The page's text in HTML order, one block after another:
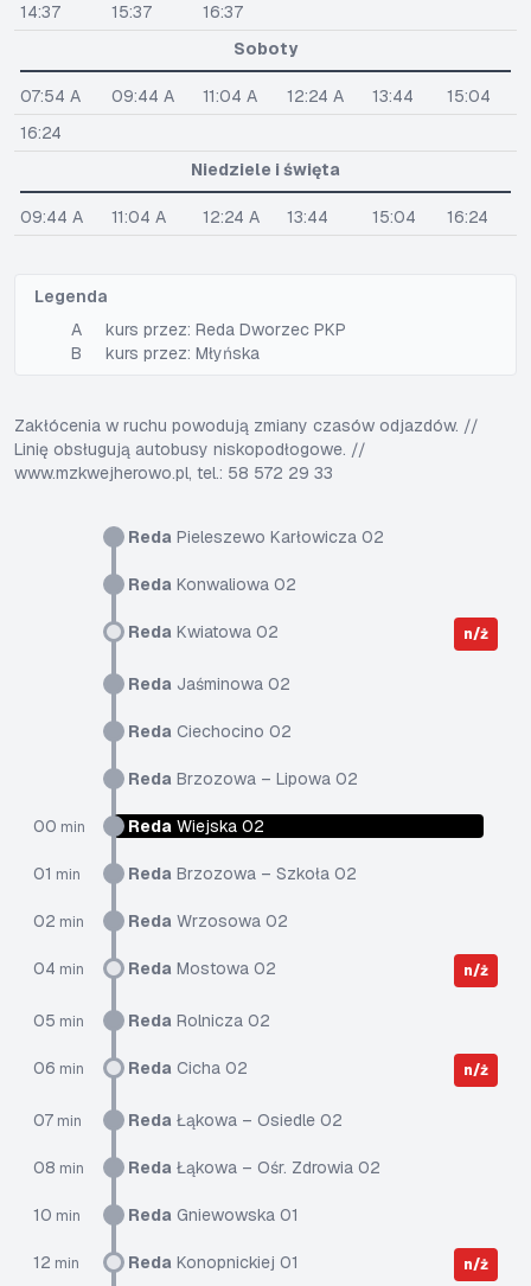
Reda Pieleszewo Karłowicza 02
Reda Konwaliowa 02
Reda Kwiatowa 02 n/ż
Reda Jaśminowa 02
Reda Ciechocino 02
Reda Brzozowa – Lipowa 02
00 min Reda Wiejska 02
01 min Reda Brzozowa – Szkoła 02
02 min Reda Wrzosowa 02
04 min Reda Mostowa 02 n/ż
05 min Reda Rolnicza 02
06 min Reda Cicha 02 n/ż
07 min Reda Łąkowa – Osiedle 02
08 min Reda Łąkowa – Ośr. Zdrowia 02
10 min Reda Gniewowska 01
12 min Reda Konopnickiej 01 n/ż
14:37
15:37
16:37
Soboty
07:54 A 09:44 A 11:04 A 12:24 A 13:44
15:04
16:24
Niedziele i święta
09:44 A 11:04 A 12:24 A 13:44 15:04 16:24
Legenda
A
kurs przez: Reda Dworzec PKP
B
kurs przez: Młyńska
Zakłócenia w ruchu powodują zmiany czasów odjazdów. //
Linię obsługują autobusy niskopodłogowe. //
www.mzkwejherowo.pl, tel.: 58 572 29 33